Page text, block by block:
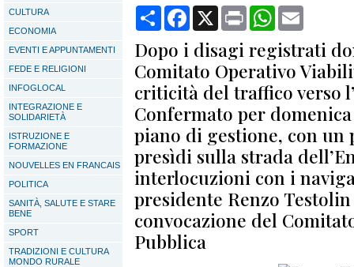
CULTURA
ECONOMIA
EVENTI E APPUNTAMENTI
FEDE E RELIGIONI
INFOGLOCAL
INTEGRAZIONE E
SOLIDARIETÀ
ISTRUZIONE E
FORMAZIONE
NOUVELLES EN FRANCAIS
POLITICA
SANITÀ, SALUTE E STARE
BENE
SPORT
TRADIZIONI E CULTURA
MONDO RURALE
CondividiFacebook
X Print WhatsApp
Dopo i disagi registrati
Comitato Operativo
criticità del traffico verso
Confermato per
piano di gestione, con un
presìdi sulla strada
interlocuzioni con i
presidente Renzo
convocazione del
Pubblica